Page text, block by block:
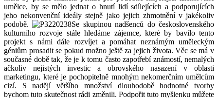
umělce, by se mělo jednat o hnutí lidí sdílejících a podporujících
jeho nekonvenční ideály stejně jako jejich zhmotnění v jakékoliv
podobě.
Se skupinou nadšenců do československého
kulturního rozvoje stále hledáme zájemce, které by bavilo tento
projekt s námi dále rozvíjet a pomáhat neznámým uměleckým
géniům prosadit se pokud možno ještě za jejich života. Věc se má v
současné době tak, že je k tomu často zapotřebí známostí, nemalých
ačkoliv nejistých investic a obrovského nasazení v oblasti
marketingu, které je pochopitelně mnohým nekomerčním umělcům
cizí. S nadějí většího množství dlouhodobě hodnotné tvorby
bychom tuto skutečnost rádi změnili. Podpořit tuto myšlenku můžete